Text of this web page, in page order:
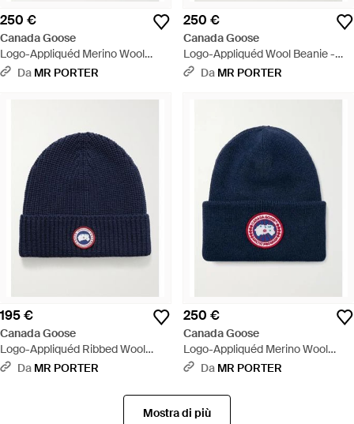
250 €
Canada Goose
Logo-Appliquéd Merino Wool
Beanie - Nero
Da MR PORTER
250 €
Canada Goose
Logo-Appliquéd Wool Beanie -
Grigio
Da MR PORTER
195 €
Canada Goose
Logo-Appliquéd Ribbed Wool
Beanie - Blu
Da MR PORTER
250 €
Canada Goose
Logo-Appliquéd Merino Wool
Beanie - Blu
Da MR PORTER
Mostra di più